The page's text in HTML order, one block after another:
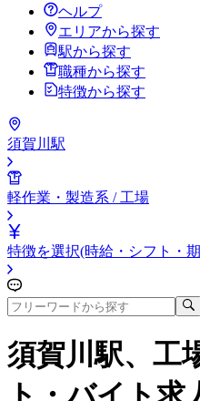
ヘルプ
エリアから探す
駅から探す
職種から探す
特徴から探す
須賀川駅
軽作業・製造系 / 工場
特徴を選択(時給・シフト・
須賀川駅、工